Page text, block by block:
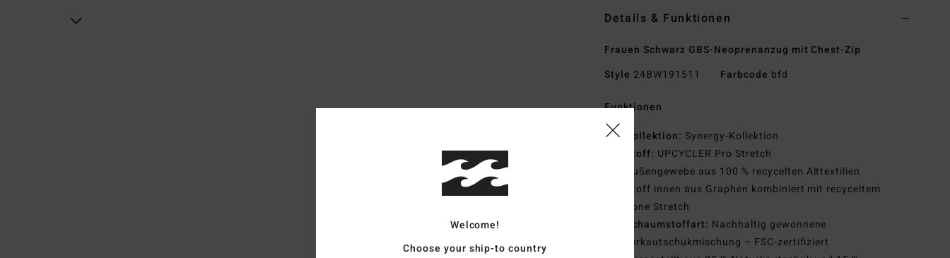
Details & Funktionen
Frauen Schwarz GBS-Neoprenanzug mit Chest-Zip
Style 24BW191511 Farbcode bfd
Funktionen
Kollektion: Synergy-Kollektion
Stoff: UPCYCLER Pro Stretch
Außengewebe aus 100 % recycelten Alttextilien
Stoff innen aus Graphen kombiniert mit recyceltem
Silicone Stretch
Schaumstoffart: Nachhaltig gewonnene
Naturkautschukmischung – FSC-zertifiziert
Welcome!
Choose your ship-to country